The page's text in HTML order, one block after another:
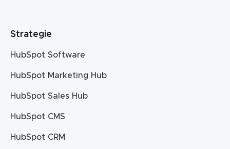
Strategie
HubSpot Software
HubSpot Marketing Hub
HubSpot Sales Hub
HubSpot CMS
HubSpot CRM